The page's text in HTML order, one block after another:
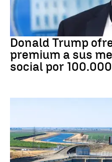
DONALD TRUMP
Donald Trump
premium a sus
social por